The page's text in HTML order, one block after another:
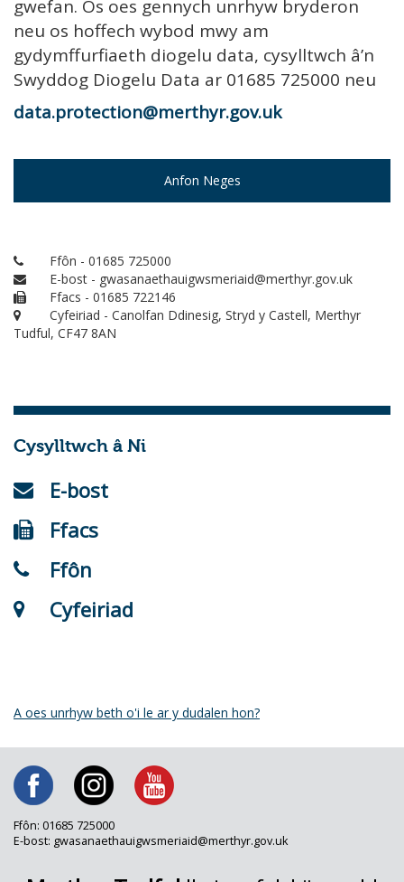
gwefan. Os oes gennych unrhyw bryderon
neu os hoffech wybod mwy am
gydymffurfiaeth diogelu data, cysylltwch â’n
Swyddog Diogelu Data ar 01685 725000 neu
data.protection@merthyr.gov.uk
Anfon Neges
Ffôn - 01685 725000
E-bost - gwasanaethauigwsmeriaid@merthyr.gov.uk
Ffacs - 01685 722146
Cyfeiriad - Canolfan Ddinesig, Stryd y Castell, Merthyr
Tudful, CF47 8AN
Cysylltwch â Ni
E-bost
Ffacs
Ffôn
Cyfeiriad
A oes unrhyw beth o'i le ar y dudalen hon?
Ffôn: 01685 725000
E-bost: gwasanaethauigwsmeriaid@merthyr.gov.uk